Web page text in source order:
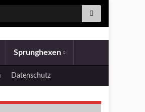
Sprunghexen
Datenschutz